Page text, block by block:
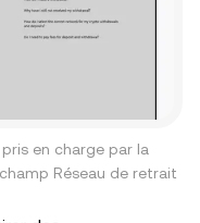
en charge par la
Réseau de retrait